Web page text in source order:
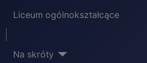
Liceum ogólnokształcące
Na skróty